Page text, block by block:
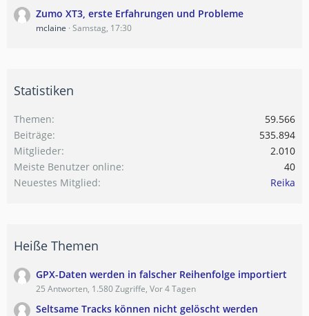
Zumo XT3, erste Erfahrungen und Probleme
mclaine Samstag, 17:30
Statistiken
Themen
59.566
Beiträge
535.894
Mitglieder
2.010
Meiste Benutzer online
40
Neuestes Mitglied
Reika
Heiße Themen
GPX-Daten werden in falscher Reihenfolge importiert
25 Antworten, 1.580 Zugriffe, Vor 4 Tagen
Seltsame Tracks können nicht gelöscht werden